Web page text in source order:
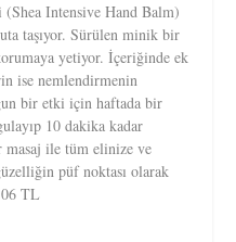
Intensive Hand Balm)
taşıyor. Sürülen minik bir
yetiyor. İçeriğinde ek
ise nemlendirmenin
bir etki için haftada bir
10 dakika kadar
masaj ile tüm elinize ve
püf noktası olarak
TL